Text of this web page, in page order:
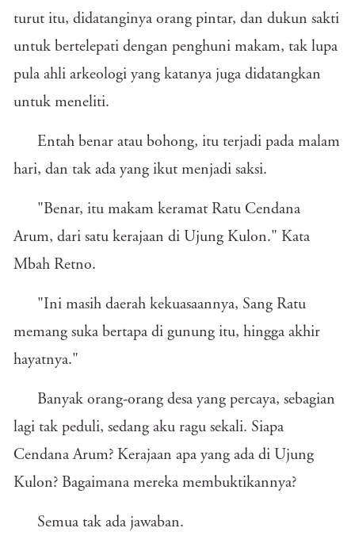
turut itu, didatanginya orang pintar, dan dukun sakti
untuk bertelepati dengan penghuni makam, tak lupa
pula ahli arkeologi yang katanya juga didatangkan
untuk meneliti.
Entah benar atau bohong, itu terjadi pada malam
hari, dan tak ada yang ikut menjadi saksi.
"Benar, itu makam keramat Ratu Cendana
Arum, dari satu kerajaan di Ujung Kulon." Kata
Mbah Retno.
"Ini masih daerah kekuasaannya, Sang Ratu
memang suka bertapa di gunung itu, hingga akhir
hayatnya."
Banyak orang-orang desa yang percaya, sebagian
lagi tak peduli, sedang aku ragu sekali. Siapa
Cendana Arum? Kerajaan apa yang ada di Ujung
Kulon? Bagaimana mereka membuktikannya?
Semua tak ada jawaban.